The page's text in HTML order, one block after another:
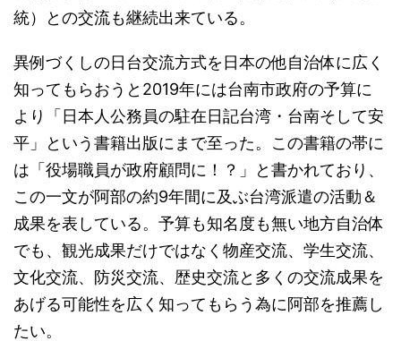
統）との交流も継続出来ている。
異例づくしの日台交流方式を日本の他自治体に広く
知ってもらおうと2019年には台南市政府の予算に
より「日本人公務員の駐在日記台湾・台南そして安
平」という書籍出版にまで至った。この書籍の帯に
は「役場職員が政府顧問に！？」と書かれており、
この一文が阿部の約9年間に及ぶ台湾派遣の活動＆
成果を表している。予算も知名度も無い地方自治体
でも、観光成果だけではなく物産交流、学生交流、
文化交流、防災交流、歴史交流と多くの交流成果を
あげる可能性を広く知ってもらう為に阿部を推薦し
たい。